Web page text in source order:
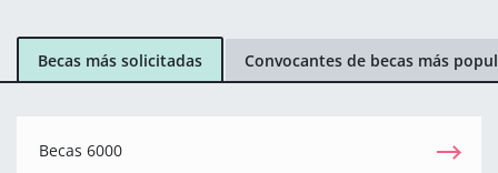
Becas más solicitadas Convocantes de becas más
Becas 6000